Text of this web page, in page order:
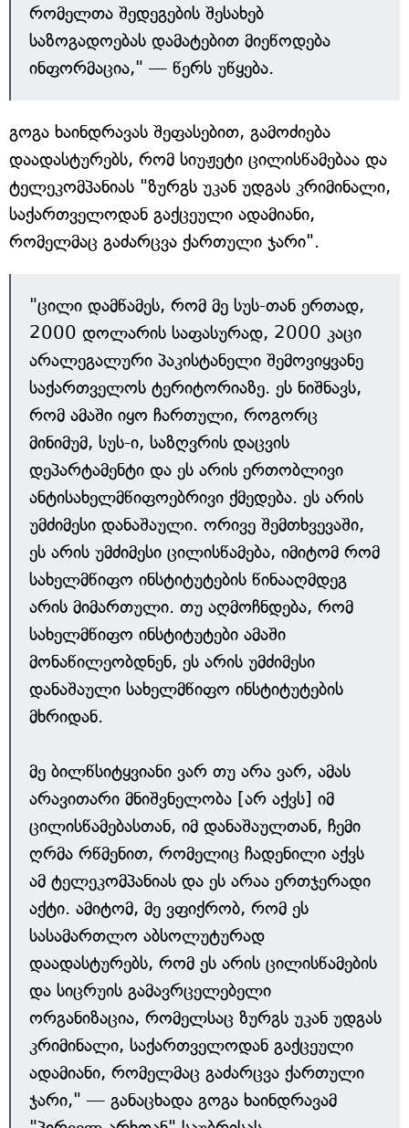
რომელთა შედეგების შესახებ
საზოგადოებას დამატებით მიეწოდება
ინფორმაცია," — წერს უწყება.
გოგა ხაინდრავას შეფასებით, გამოძიება
დაადასტურებს, რომ სიუჟეტი ცილისწამებაა და
ტელეკომპანიას "ზურგს უკან უდგას კრიმინალი,
საქართველოდან გაქცეული ადამიანი,
რომელმაც გაძარცვა ქართული ჯარი".
"ცილი დამწამეს, რომ მე სუს-თან ერთად,
2000 დოლარის საფასურად, 2000 კაცი
არალეგალური პაკისტანელი შემოვიყვანე
საქართველოს ტერიტორიაზე. ეს ნიშნავს,
რომ ამაში იყო ჩართული, როგორც
მინიმუმ, სუს-ი, საზღვრის დაცვის
დეპარტამენტი და ეს არის ერთობლივი
ანტისახელმწიფოებრივი ქმედება. ეს არის
უმძიმესი დანაშაული. ორივე შემთხვევაში,
ეს არის უმძიმესი ცილისწამება, იმიტომ რომ
სახელმწიფო ინსტიტუტების წინააღმდეგ
არის მიმართული. თუ აღმოჩნდება, რომ
სახელმწიფო ინსტიტუტები ამაში
მონაწილეობდნენ, ეს არის უმძიმესი
დანაშაული სახელმწიფო ინსტიტუტების
მხრიდან.
მე ბილწსიტყვიანი ვარ თუ არა ვარ, ამას
არავითარი მნიშვნელობა [არ აქვს] იმ
ცილისწამებასთან, იმ დანაშაულთან, ჩემი
ღრმა რწმენით, რომელიც ჩადენილი აქვს
ამ ტელეკომპანიას და ეს არაა ერთჯერადი
აქტი. ამიტომ, მე ვფიქრობ, რომ ეს
სასამართლო აბსოლუტურად
დაადასტურებს, რომ ეს არის ცილისწამების
და სიცრუის გამავრცელებელი
ორგანიზაცია, რომელსაც ზურგს უკან უდგას
კრიმინალი, საქართველოდან გაქცეული
ადამიანი, რომელმაც გაძარცვა ქართული
ჯარი," — განაცხადა გოგა ხაინდრავამ